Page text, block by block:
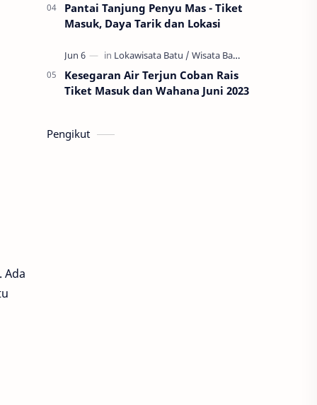
Ada
Pantai Tanjung Penyu Mas - Tiket
Masuk, Daya Tarik dan Lokasi
Kesegaran Air Terjun Coban Rais
Tiket Masuk dan Wahana Juni 2023
Pengikut